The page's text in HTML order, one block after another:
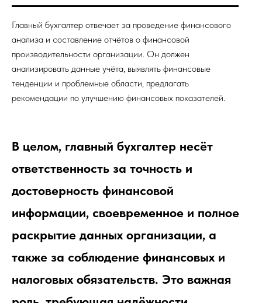
Главный бухгалтер отвечает за проведение финансового
анализа и составление отчётов о финансовой
производительности организации. Он должен
анализировать данные учёта, выявлять финансовые
тенденции и проблемные области, предлагать
рекомендации по улучшению финансовых показателей.
В целом, главный бухгалтер несёт
ответственность за точность и
достоверность финансовой
информации, своевременное и полное
раскрытие данных организации, а
также за соблюдение финансовых и
налоговых обязательств. Это важная